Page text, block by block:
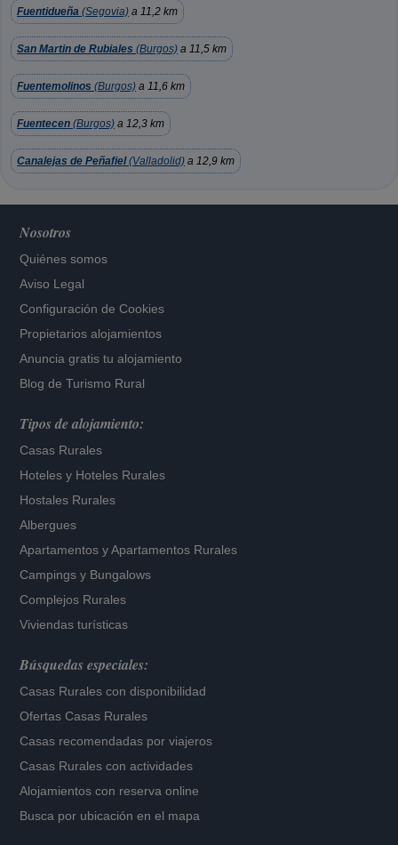
Fuentidueña (Segovia) a 11,2 km
San Martin de Rubiales (Burgos) a 11,5 km
Fuentemolinos (Burgos) a 11,6 km
Fuentecen (Burgos) a 12,3 km
Canalejas de Peñafiel(Valladolid) a 12,9 km
Nosotros
Quiénes somos
Aviso Legal
Configuración de Cookies
Propietarios alojamientos
Anuncia gratis tu alojamiento
Blog de Turismo Rural
Tipos de alojamiento:
Casas Rurales
Hoteles y Hoteles Rurales
Hostales Rurales
Albergues
Apartamentos yApartamentos Rurales
Campings y Bungalows
Complejos Rurales
Viviendas turísticas
Búsquedas especiales:
Casas Rurales con disponibilidad
Ofertas Casas Rurales
Casas recomendadas por viajeros
Casas Rurales con actividades
Alojamientos con reserva online
Busca por ubicación en el mapa